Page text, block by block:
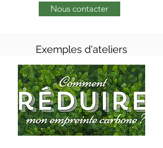
Nous contacter
Exemples d'ateliers